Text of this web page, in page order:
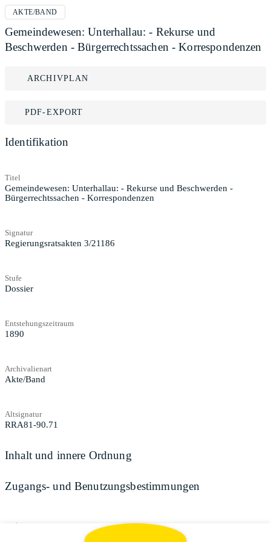
AKTE/BAND
Gemeindewesen: Unterhallau: - Rekurse und
Beschwerden - Bürgerrechtssachen - Korrespondenzen
ARCHIVPLAN
PDF-EXPORT
Identifikation
Titel
Gemeindewesen: Unterhallau: - Rekurse und Beschwerden -
Bürgerrechtssachen - Korrespondenzen
Signatur
Regierungsratsakten 3/21186
Stufe
Dossier
Entstehungszeitraum
1890
Archivalienart
Akte/Band
Altsignatur
RRA81-90.71
Inhalt und innere Ordnung
Zugangs- und Benutzungsbestimmungen
Teilen